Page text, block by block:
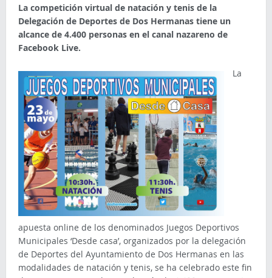
La competición virtual de natación y tenis de la
Delegación de Deportes de Dos Hermanas tiene un
alcance de 4.400 personas en el canal nazareno de
Facebook Live.
La
apuesta online de los denominados Juegos Deportivos
Municipales ‘Desde casa’, organizados por la delegación
de Deportes del Ayuntamiento de Dos Hermanas en las
modalidades de natación y tenis, se ha celebrado este fin